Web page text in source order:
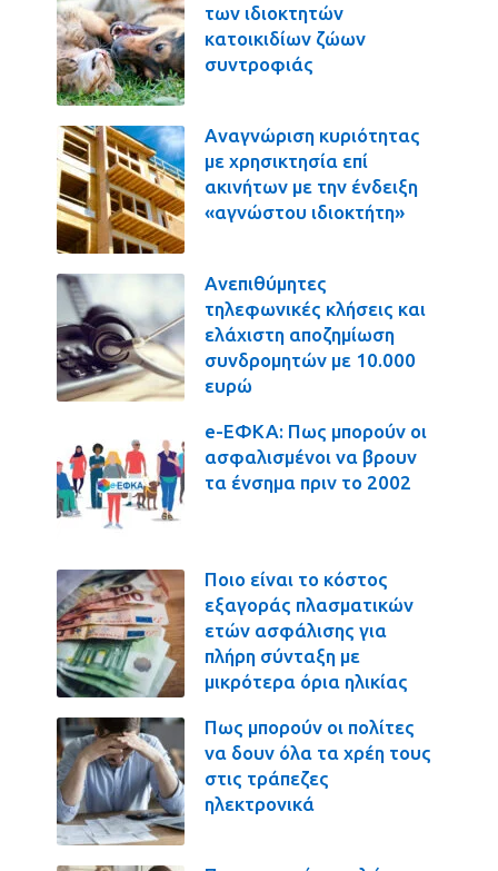
των ιδιοκτητών
κατοικιδίων ζώων
συντροφιάς
Αναγνώριση κυριότητας
με χρησικτησία επί
ακινήτων με την ένδειξη
«αγνώστου ιδιοκτήτη»
Ανεπιθύμητες
τηλεφωνικές κλήσεις και
ελάχιστη αποζημίωση
συνδρομητών με 10.000
ευρώ
e-ΕΦΚΑ: Πως μπορούν οι
ασφαλισμένοι να βρουν
τα ένσημα πριν το 2002
Ποιο είναι το κόστος
εξαγοράς πλασματικών
ετών ασφάλισης για
πλήρη σύνταξη με
μικρότερα όρια ηλικίας
Πως μπορούν οι πολίτες
να δουν όλα τα χρέη τους
στις τράπεζες
ηλεκτρονικά